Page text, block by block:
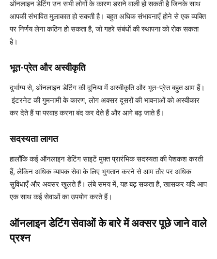
ऑनलाइन डेटिंग उन सभी लोगों के कारण डराने वाली हो सकती है जिनके साथ
आपकी संभावित मुलाकात हो सकती है। बहुत अधिक संभावनाएँ होने से एक व्यक्ति
पर निर्णय लेना कठिन हो सकता है, जो गहरे संबंधों की स्थापना को रोक सकता
है।
भूत-प्रेत और अस्वीकृति
दुर्भाग्य से, ऑनलाइन डेटिंग की दुनिया में अस्वीकृति और भूत-प्रेत बहुत आम हैं।
इंटरनेट की गुमनामी के कारण, लोग अक्सर दूसरों की भावनाओं को अस्वीकार
कर देते हैं या परवाह करना बंद कर देते हैं और आगे बढ़ जाते हैं।
सदस्यता लागत
हालाँकि कई ऑनलाइन डेटिंग साइटें मुफ़्त प्रारंभिक सदस्यता की पेशकश करती
हैं, लेकिन अधिक व्यापक सेवा के लिए भुगतान करने से आम तौर पर अधिक
सुविधाएँ और अवसर खुलते हैं। लंबे समय में, यह बढ़ सकता है, खासकर यदि आप
एक साथ कई सेवाओं का उपयोग करते हैं।
ऑनलाइन डेटिंग सेवाओं के बारे में अक्सर पूछे जाने वाले
प्रश्न